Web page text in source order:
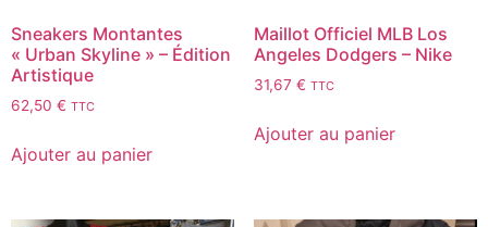
Sneakers Montantes
« Urban Skyline » – Édition
Artistique
62,50 € TTC
Ajouter au panier
Maillot Officiel MLB Los
Angeles Dodgers – Nike
31,67 € TTC
Ajouter au panier